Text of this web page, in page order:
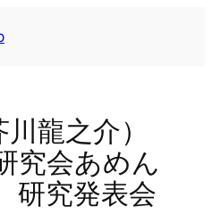
川龍之介）
会あめん
究発表会